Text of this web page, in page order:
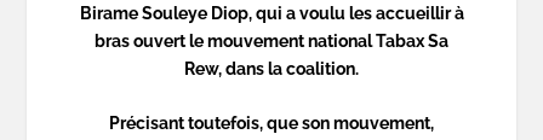
Birame Souleye Diop, qui a voulu les accueillir à
bras ouvert le mouvement national Tabax Sa
Rew, dans la coalition.
Précisant toutefois, que son mouvement,